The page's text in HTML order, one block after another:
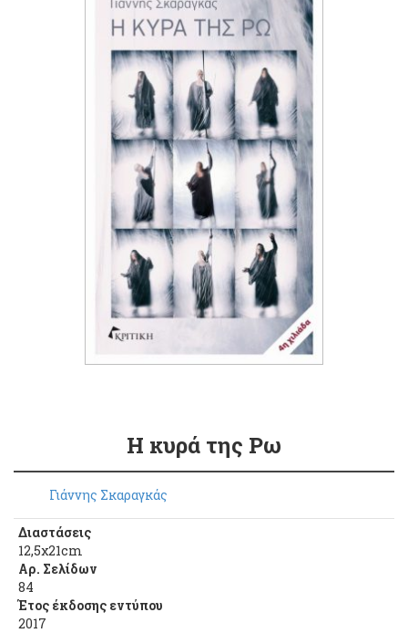
Η κυρά της Ρω
Γιάννης Σκαραγκάς
Διαστάσεις
12,5χ21cm
Αρ. Σελίδων
84
Έτος έκδοσης εντύπου
2017